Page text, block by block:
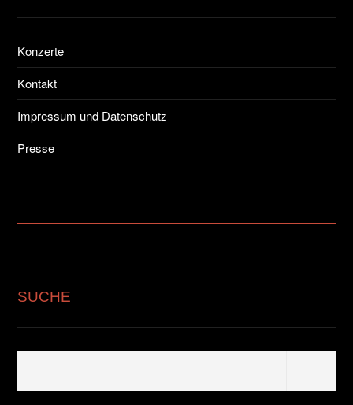
Konzerte
Kontakt
Impressum und Datenschutz
Presse
SUCHE